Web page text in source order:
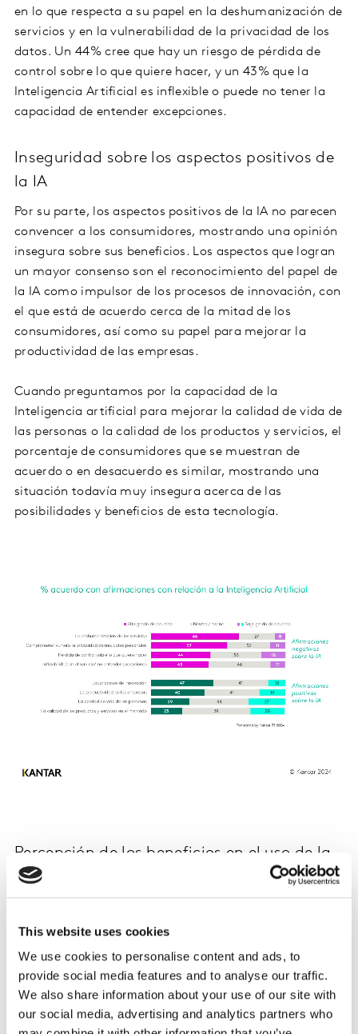
This website uses cookies
We use cookies to personalise content and ads, to
provide social media features and to analyse our traffic.
We also share information about your use of our site with
our social media, advertising and analytics partners who
en lo que respecta a su papel en la deshumanización de
servicios y en la vulnerabilidad de la privacidad de los
datos. Un 44% cree que hay un riesgo de pérdida de
control sobre lo que quiere hacer, y un 43% que la
Inteligencia Artificial es inflexible o puede no tener la
capacidad de entender excepciones.
Inseguridad sobre los aspectos positivos de
la IA
Por su parte, los aspectos positivos de la IA no parecen
convencer a los consumidores, mostrando una opinión
insegura sobre sus beneficios. Los aspectos que logran
un mayor consenso son el reconocimiento del papel de
la IA como impulsor de los procesos de innovación, con
el que está de acuerdo cerca de la mitad de los
consumidores, así como su papel para mejorar la
productividad de las empresas.
Cuando preguntamos por la capacidad de la
Inteligencia artificial para mejorar la calidad de vida de
las personas o la calidad de los productos y servicios, el
porcentaje de consumidores que se muestran de
acuerdo o en desacuerdo es similar, mostrando una
situación todavía muy insegura acerca de las
posibilidades y beneficios de esta tecnología.
Percepción de los beneficios en el uso de la
IA por sectores
claro. La sanidad, la educación y los medios de
consumidores creen que la IA puede mejorar sus vidas
de manera más significativa, y así lo declara en torno a
un tercio de ellos. Estos sectores tendrían por tanto
menor resistencia a la introducción de la Inteligencia